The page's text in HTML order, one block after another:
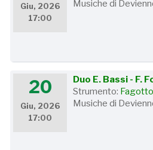
Giu, 2026
17:00
Musiche di
20
Giu, 2026
17:00
Duo E. Bassi - F.
Strumento:
Musiche di